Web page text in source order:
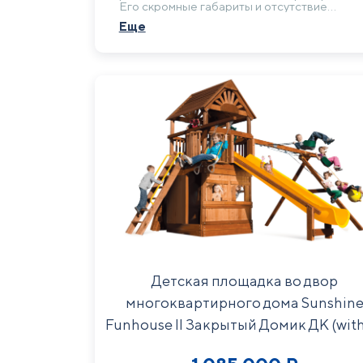
Его скромные габариты и отсутствие
идеальным для самых маленьких жителей
Еще
Детская площадка во двор
многоквартирного дома Sunshine
Funhouse II Закрытый Домик ДК